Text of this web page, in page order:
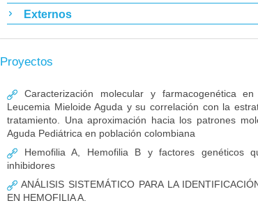
Externos
Proyectos
Caracterización molecular y farmacogenética
Leucemia Mieloide Aguda y su correlación con la
tratamiento. Una aproximación hacia los patrones
Aguda Pediátrica en población colombiana
Hemofilia A, Hemofilia B y factores genéticos
inhibidores
ANÁLISIS SISTEMÁTICO PARA LA
EN HEMOFILIA A.